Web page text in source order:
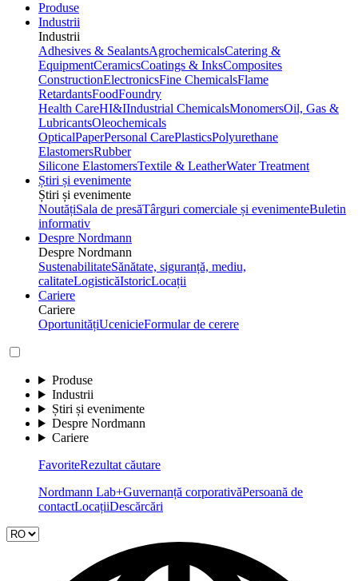
Produse
Industrii
Industrii
Adhesives & SealantsAgrochemicalsCatering &
EquipmentCeramicsCoatings & InksComposites
ConstructionElectronicsFine ChemicalsFlame
RetardantsFoodFoundry
Health CareHI&IIndustrial ChemicalsMonomersOil, Gas &
LubricantsOleochemicals
OpticalPaperPersonal CarePlasticsPolyurethane
ElastomersRubber
Silicone ElastomersTextile & LeatherWater Treatment
Știri și evenimente
Știri și evenimente
NoutățiSala de presăTârguri comerciale și evenimenteBuletin
informativ
Despre Nordmann
Despre Nordmann
SustenabilitateSănătate, siguranță, mediu,
calitateLogisticăIstoricLocații
Cariere
Cariere
OportunitățiUcenicieFormular de cerere
Produse
Industrii
Știri și evenimente
Despre Nordmann
Cariere
FavoriteRezultat căutare
Nordmann Lab+Guvernanță corporativăPersoană de
contactLocațiiDescărcări